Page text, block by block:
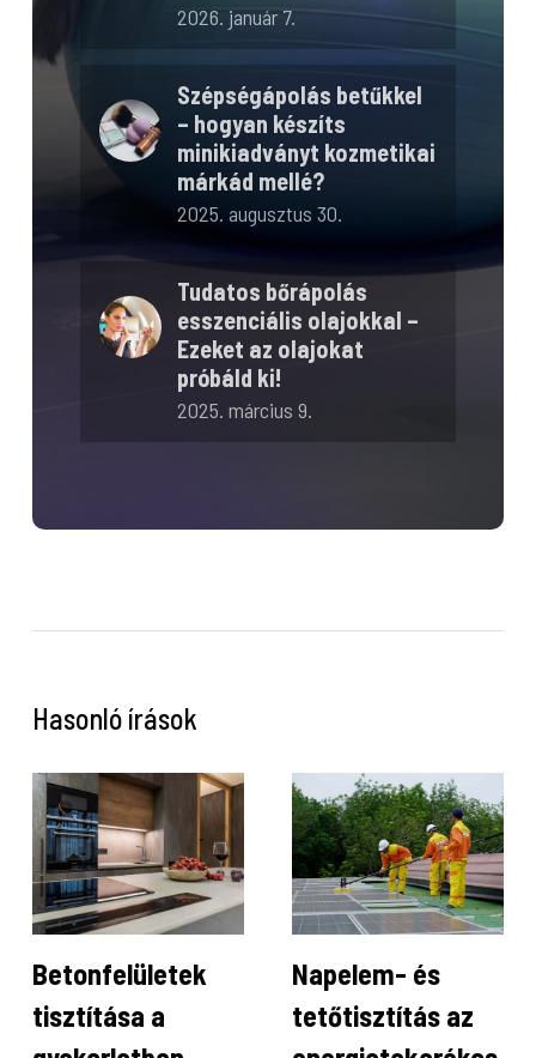
2026. január 7.
Szépségápolás betűkkel
– hogyan készíts
minikiadványt kozmetikai
márkád mellé?
2025. augusztus 30.
Tudatos bőrápolás
esszenciális olajokkal –
Ezeket az olajokat
próbáld ki!
2025. március 9.
Hasonló írások
Betonfelületek
tisztítása a
Napelem- és
tetőtisztítás az